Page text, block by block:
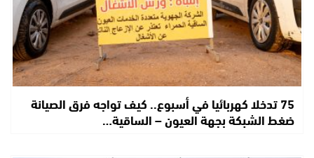
75 تدخلا كهربائيا في أسبوع.. كيف تواجه فرق الصيانة
ضغط الشبكة بجهة العيون – الساقية…